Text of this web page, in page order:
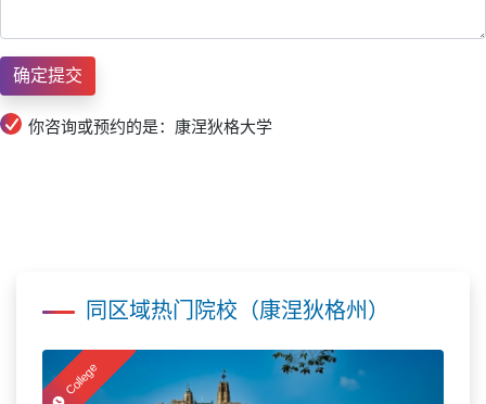
你咨询或预约的是：康涅狄格大学
同区域热门院校（康涅狄格州）
College